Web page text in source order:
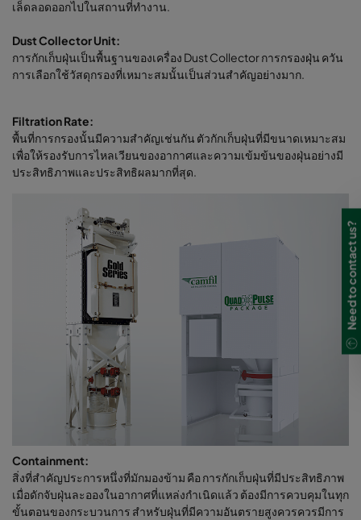
เล็ดลอดออกไปในสถานที่ทำงาน.
Dust Collector Unit:
การกักเก็บฝุ่นเป็นพื้นฐานของเครื่อง Dust Collector การกรองฝุ่น ควัน
การเลือกใช้วัสดุกรองที่เหมาะสมนั้นเป็นส่วนสำคัญอย่างมาก.
Filtration Rate:
พื้นที่การกรองนั้นมีความสำคัญเช่นกัน ตัวกักเก็บฝุ่นที่มีขนาดเหมาะสม
เพื่อให้รองรับการไหลเวียนของอากาศและความเข้มข้นของฝุ่นอย่างมี
ประสิทธิภาพและประสิทธิผลมากที่สุด.
Containment:
สิ่งที่สำคัญประการหนึ่งที่มักมองข้าม คือ การกักเก็บฝุ่นที่มีประสิทธิภาพ
เมื่อดักจับฝุ่นละอองในอากาศที่แหล่งกำเนิดแล้ว ต้องมีการควบคุมในทุก
ขั้นตอนของกระบวนการ สำหรับฝุ่นที่มีความอันตรายสูงควรควรมีการ
Need to contact us?